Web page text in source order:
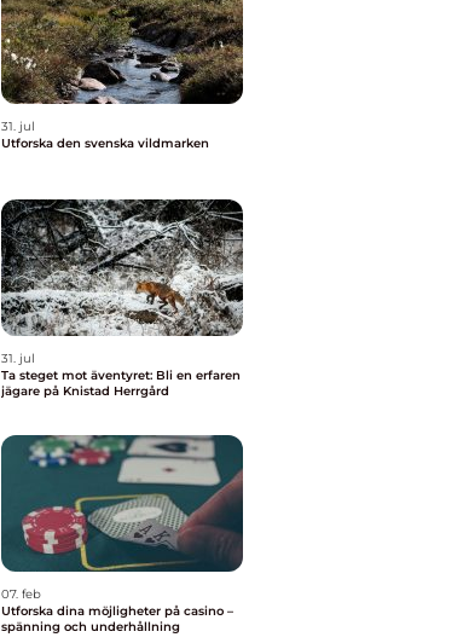
31. jul
Utforska den svenska vildmarken
31. jul
Ta steget mot äventyret: Bli en erfaren
jägare på Knistad Herrgård
07. feb
Utforska dina möjligheter på casino –
spänning och underhållning